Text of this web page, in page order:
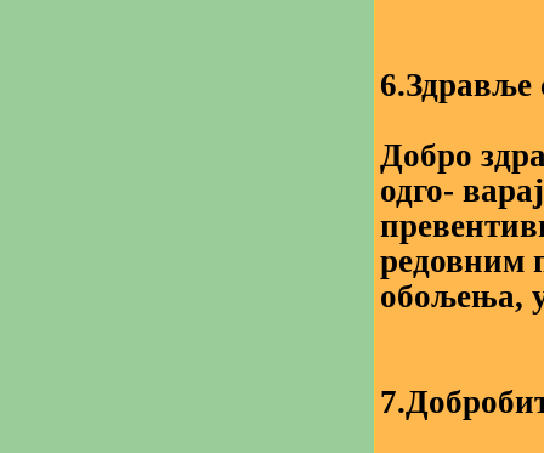
6.Здравље
Добро
одго-
редовним
обољења,